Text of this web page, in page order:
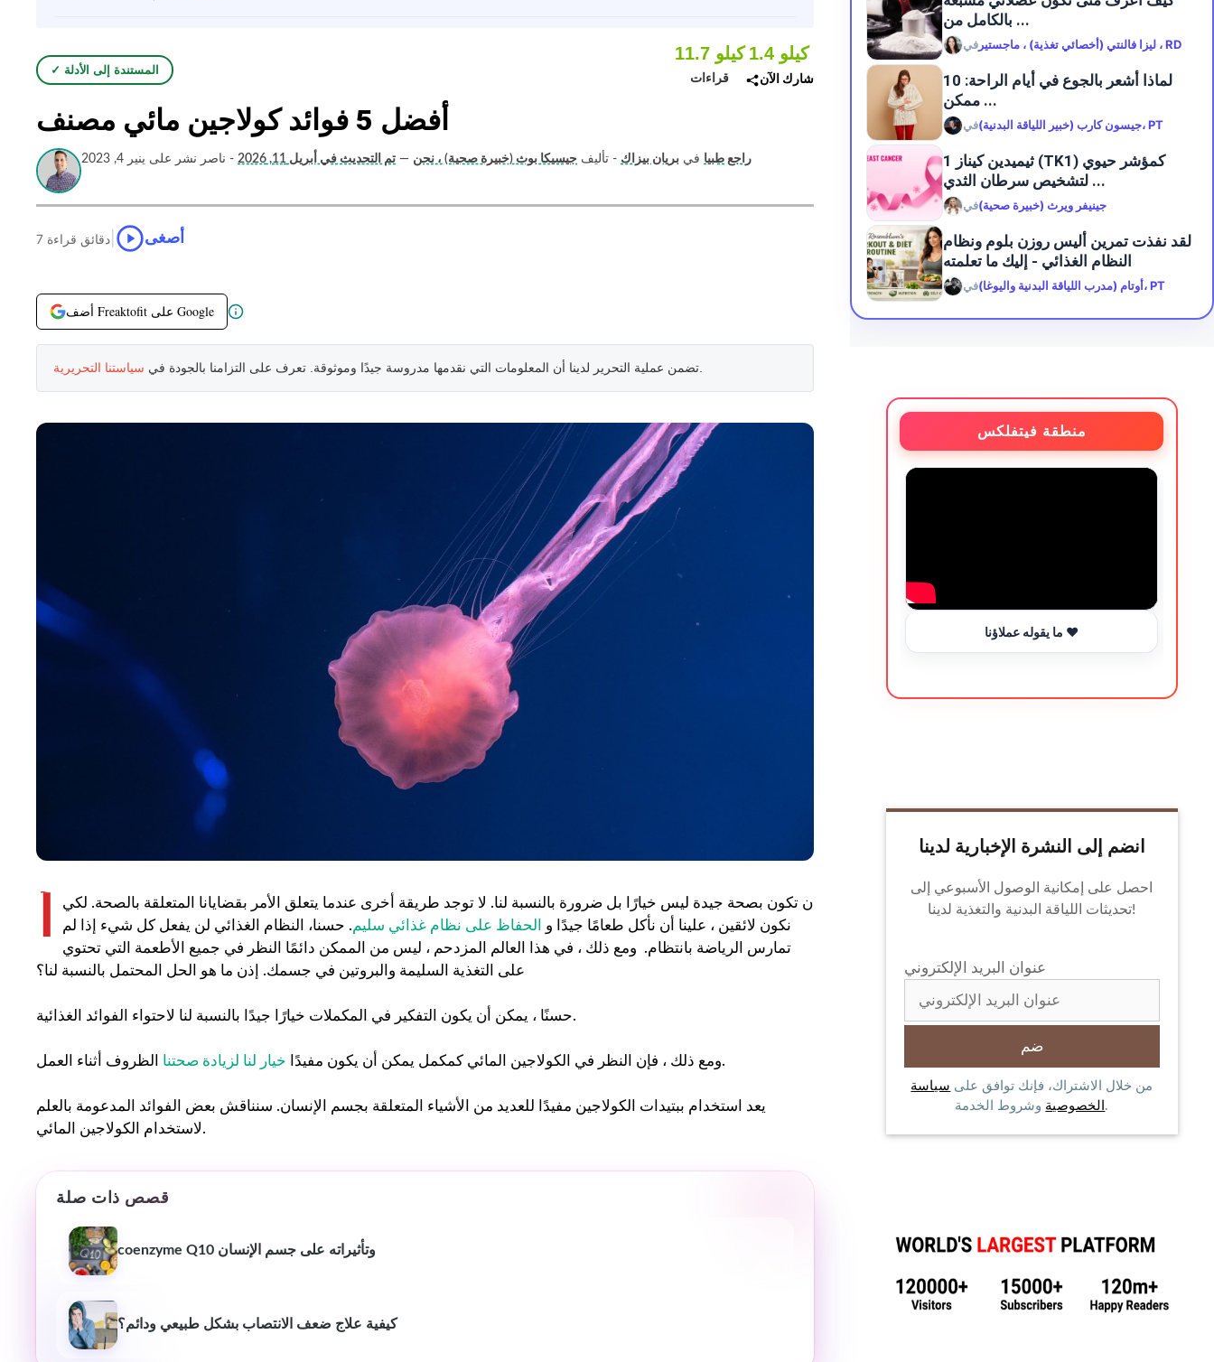
✓ المستندة إلى الأدلة
11.7 كيلو
قراءات
1.4 كيلو
شارك الآن
أفضل 5 فوائد كولاجين مائي مصنف
راجع طبيا في بريان بيزاك - تأليف جيسيكا بوث (خبيرة صحية) ، نحن — تم التحديث في أبريل 11, 2026 - ناصر نشر على ينير 4, 2023
7 دقائق قراءة أصغى
أضف Freaktofit على Google
تضمن عملية التحرير لدينا أن المعلومات التي نقدمها مدروسة جيدًا وموثوقة. تعرف على التزامنا بالجودة في سياستنا التحريرية
ن تكون بصحة جيدة ليس خيارًا بل ضرورة بالنسبة لنا. لا توجد طريقة أخرى عندما يتعلق الأمر بقضايانا المتعلقة بالصحة. لكي
نكون لائقين ، علينا أن نأكل طعامًا جيدًا و
الحفاظ على نظام غذائي سليم. حسنا، النظام الغذائي لن يفعل كل شيء إذا لم
تمارس الرياضة بانتظام. ومع ذلك ، في هذا العالم المزدحم ، ليس من الممكن دائمًا النظر في جميع الأطعمة التي تحتوي
على التغذية السليمة والبروتين في جسمك. إذن ما هو الحل المحتمل بالنسبة لنا؟
حسنًا ، يمكن أن يكون التفكير في المكملات خيارًا جيدًا بالنسبة لنا لاحتواء الفوائد الغذائية.
ومع ذلك ، فإن النظر في الكولاجين المائي كمكمل يمكن أن يكون مفيدًا خيار لنا لزيادة صحتنا الظروف أثناء العمل.
يعد استخدام ببتيدات الكولاجين مفيدًا للعديد من الأشياء المتعلقة بجسم الإنسان. سنناقش بعض الفوائد المدعومة بالعلم
لاستخدام الكولاجين المائي.
قصص ذات صلة
coenzyme Q10 وتأثيراته على جسم الإنسان
كيفية علاج ضعف الانتصاب بشكل طبيعي ودائم؟
بالكامل من ...
في ليزا فالنتي (أخصائي تغذية) ، ماجستير ، RD
لماذا أشعر بالجوع في أيام الراحة: 10
ممكن ...
في جيسون كارب (خبير اللياقة البدنية)، PT
ثيميدين كيناز 1 (TK1) كمؤشر حيوي
لتشخيص سرطان الثدي ...
فيجينيفر ويرث (خبيرة صحية)
لقد نفذت تمرين أليس روزن بلوم ونظام
النظام الغذائي - إليك ما تعلمته
في أوتام (مدرب اللياقة البدنية واليوغا)، PT
منطقة فيتفلكس
ما يقوله عملاؤنا ❤️
انضم إلى النشرة الإخبارية لدينا
احصل على إمكانية الوصول الأسبوعي إلى
تحديثات اللياقة البدنية والتغذية لدينا!
عنوان البريد الإلكتروني
من خلال الاشتراك، فإنك توافق على سياسة
الخصوصية وشروط الخدمة.